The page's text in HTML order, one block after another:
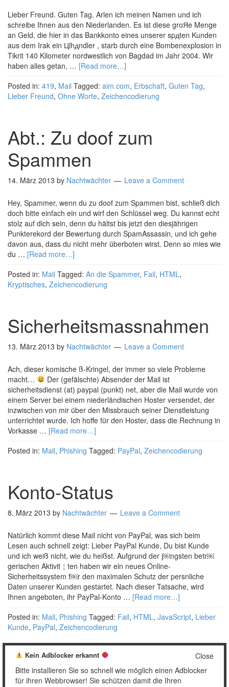
Lieber Freund. Guten Tag. Arlen ich meinen Namen und ich
schreibe Ihnen aus den Niederlanden. Es ist diese groЯe Menge
an Geld, die hier in das Bankkonto eines unserer spдten Kunden
aus dem Irak ein Цlhдndler , starb durch eine Bombenexplosion in
Tikrit 140 Kilometer nordwestlich von Bagdad im Jahr 2004. Wir
haben alles getan, … [Read more…]
Posted in: 419, Mail Tagged: aim.com, Erbschaft, Guten Tag,
Lieber Freund, Ohne Worte, Zeichencodierung
Abt.: Zu doof zum
Spammen
14. März 2013 by Nachtwächter Leave a Comment
Hey, Spammer, wenn du zu doof zum Spammen bist, schließ dich
doch bitte einfach ein und wirf den Schlüssel weg. Du kannst echt
stolz auf dich sein, denn du hältst bis jetzt den diesjährigen
Punkterekord der Bewertung durch SpamAssassin, und ich gehe
davon aus, dass du nicht mehr überboten wirst. Denn so mies wie
du … [Read more…]
Posted in: Mail Tagged: An die Spammer, Fail, HTML,
Kryptisches, Zeichencodierung
Sicherheitsmassnahmen
13. März 2013 by Nachtwächter Leave a Comment
Ach, dieser komische ß-Kringel, der immer so viele Probleme
macht…
Der (gefälschte) Absender der Mail ist
sicherheitsdienst (at) paypal (punkt) net, aber die Mail wurde von
einem Server bei einem niederländischen Hoster versendet, der
inzwischen von mir über den Missbrauch seiner Dienstleistung
unterrichtet wurde. Ich hoffe für den Hoster, dass die Rechnung in
Vorkasse … [Read more…]
Posted in: Mail, Phishing Tagged: PayPal, Zeichencodierung
Konto-Status
8. März 2013 by Nachtwächter Leave a Comment
Natürlich kommt diese Mail nicht von PayPal, was sich beim
Lesen auch schnell zeigt: Lieber PayPal Kunde, Du bist Kunde
und ich weiß nicht, wie du heißst. Aufgrund der j￼ngsten betr￼
gerischen Aktivit￤ten haben wir ein neues Online-
Sicherheitssystem f￼r den maximalen Schutz der pers￶nliche
Daten unserer Kunden gestartet. Nach dieser Tatsache, wird
Ihnen angeboten, ihr PayPal-Konto … [Read more…]
Posted in: Mail, Phishing Tagged: Fail, HTML, JavaScript, Lieber
Kunde, PayPal, Zeichencodierung
1 2 3 Weiter »
Close
Kein Adblocker erkannt
Bitte installieren Sie so schnell wie möglich einen Adblocker
für ihren Webbrowser! Sie schützen damit die Ihren